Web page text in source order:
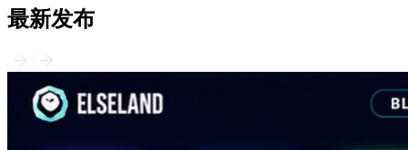
最新发布